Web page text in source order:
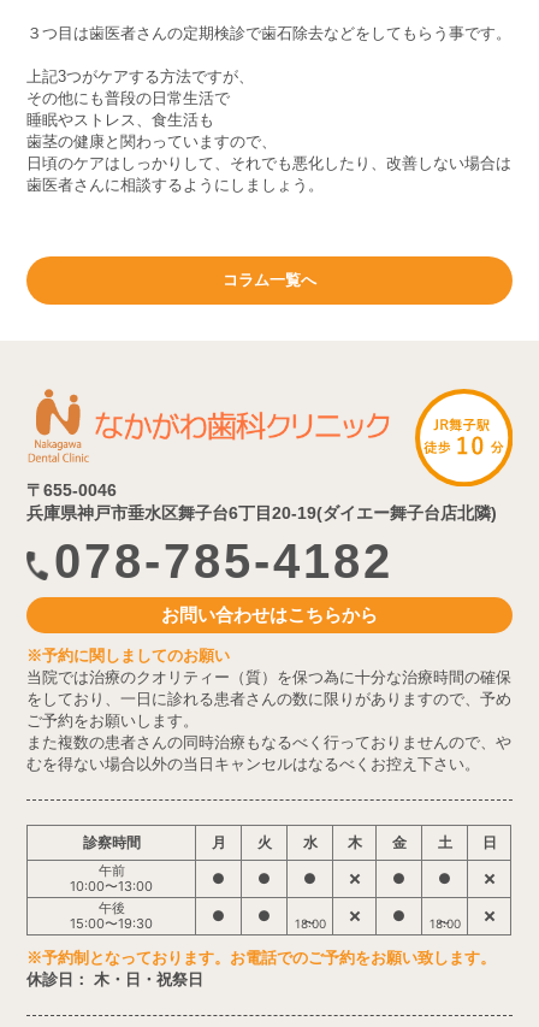
３つ目は歯医者さんの定期検診で歯石除去などをしてもらう事です。
上記3つがケアする方法ですが、
その他にも普段の日常生活で
睡眠やストレス、食生活も
歯茎の健康と関わっていますので、
日頃のケアはしっかりして、それでも悪化したり、改善しない場合は
歯医者さんに相談するようにしましょう。
コラム一覧へ
〒655-0046
兵庫県神戸市垂水区舞子台6丁目20-19(ダイエー舞子台店北隣)
078-785-4182
お問い合わせはこちらから
※予約に関しましてのお願い
当院では治療のクオリティー（質）を保つ為に十分な治療時間の確保
をしており、一日に診れる患者さんの数に限りがありますので、予め
ご予約をお願いします。
また複数の患者さんの同時治療もなるべく行っておりませんので、や
むを得ない場合以外の当日キャンセルはなるべくお控え下さい。
診察時間 月 火 水 木 金 土 日
午前
10:00〜13:00
● ● ● ● ●
午後
15:00〜19:30
● ● 18:00 ● 18:00
※予約制となっております。お電話でのご予約をお願い致します。
休診日： 木・日・祝祭日